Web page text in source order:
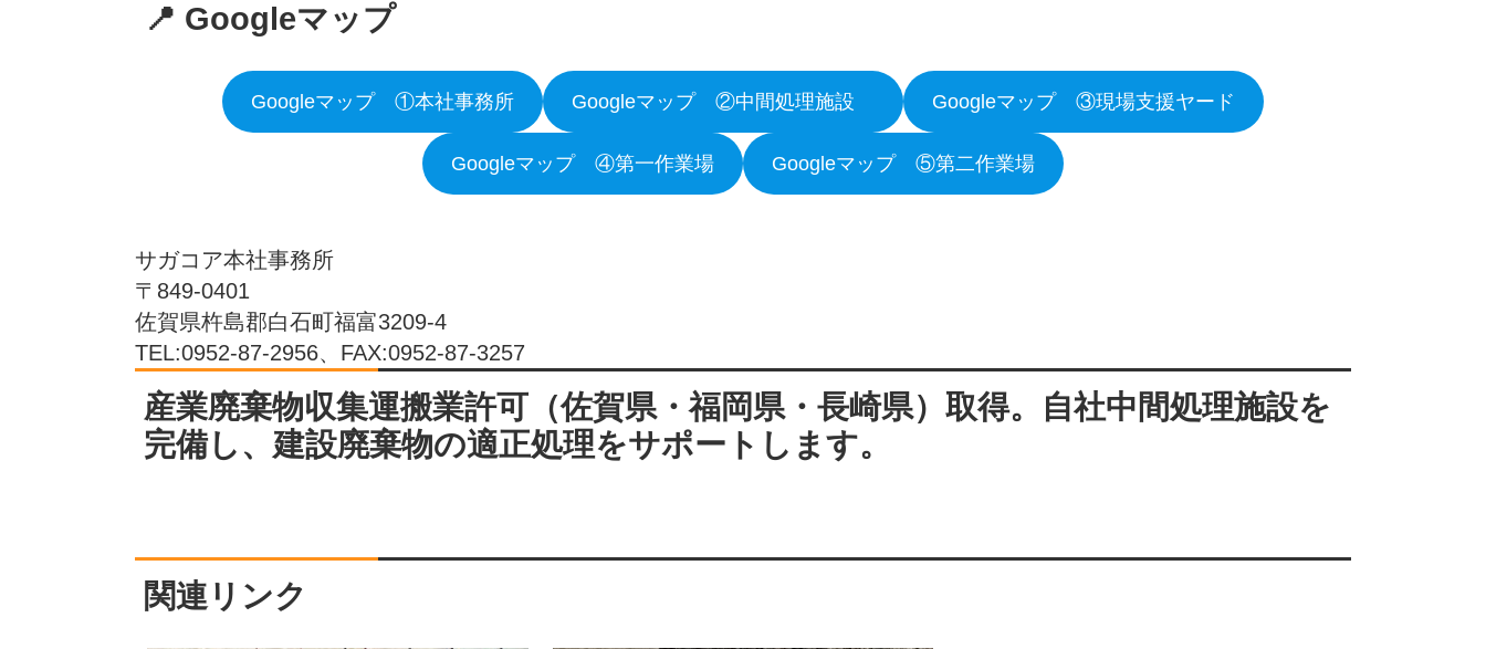
📍 Googleマップ
Googleマップ ①本社事務所 Googleマップ ②中間処理施設 Googleマップ ③現場支援ヤード
Googleマップ ④第一作業場 Googleマップ ⑤第二作業場
サガコア本社事務所
〒849-0401
佐賀県杵島郡白石町福富3209-4
TEL:0952-87-2956、FAX:0952-87-3257
産業廃棄物収集運搬業許可（佐賀県・福岡県・長崎県）取得。自社中間処理施設を
完備し、建設廃棄物の適正処理をサポートします。
関連リンク